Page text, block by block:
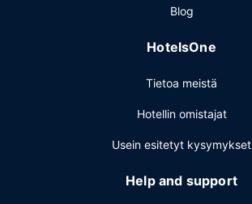
Palveluihin kuuluu ilmainen pysäköinti.
Blog
HotelsOne
Tietoa meistä
Hotellin omistajat
Usein esitetyt kysymykset
Help and support